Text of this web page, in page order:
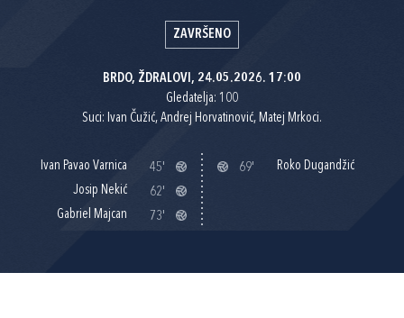
ZAVRŠENO
BRDO, ŽDRALOVI, 24.05.2026. 17:00
Gledatelja: 100
Suci: Ivan Čužić, Andrej Horvatinović, Matej Mrkoci.
Ivan Pavao Varnica
45'
Josip Nekić
62'
Gabriel Majcan
73'
69' Roko Dugandžić